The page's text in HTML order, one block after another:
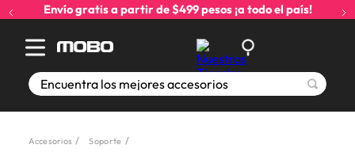
Envío gratis a partir de $499 pesos ¡a todo el país!
Encuentra los mejores accesorios
Accesorios Soporte